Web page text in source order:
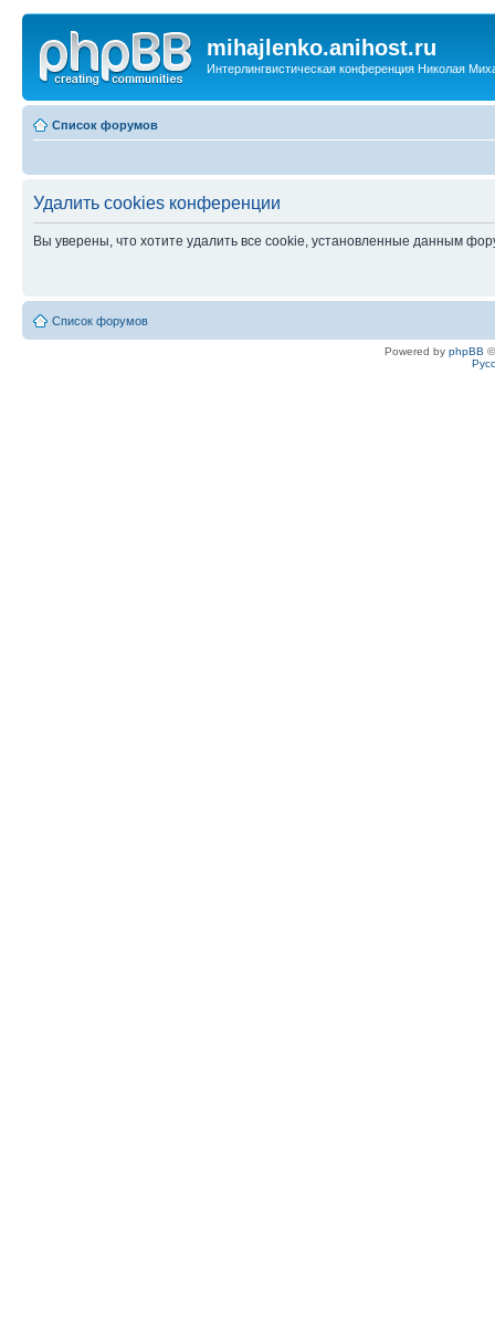
mihajlenko.anihost.ru
Интерлингвистическая конференция Николая
Список форумов
Удалить cookies конференции
Вы уверены, что хотите удалить все cookie, установленные данным
Список форумов
Powered by phpBB